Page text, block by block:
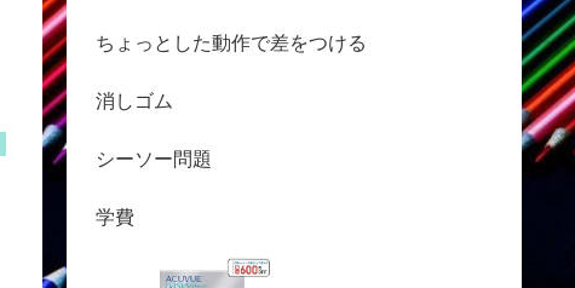
ちょっとした動作で差をつける
消しゴム
シーソー問題
学費